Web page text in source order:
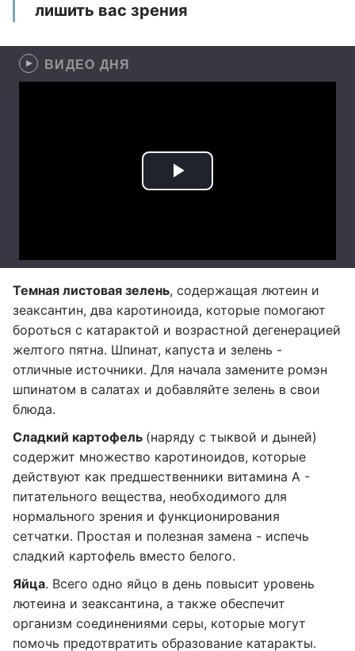
лишить вас зрения
ВИДЕО ДНЯ
Темная листовая зелень, содержащая лютеин и
зеаксантин, два каротиноида, которые помогают
бороться с катарактой и возрастной дегенерацией
желтого пятна. Шпинат, капуста и зелень -
отличные источники. Для начала замените ромэн
шпинатом в салатах и ​​добавляйте зелень в свои
блюда.
Сладкий картофель (наряду с тыквой и дыней)
содержит множество каротиноидов, которые
действуют как предшественники витамина А -
питательного вещества, необходимого для
нормального зрения и функционирования
сетчатки. Простая и полезная замена - испечь
сладкий картофель вместо белого.
Яйца. Всего одно яйцо в день повысит уровень
лютеина и зеаксантина, а также обеспечит
организм соединениями серы, которые могут
помочь предотвратить образование катаракты.